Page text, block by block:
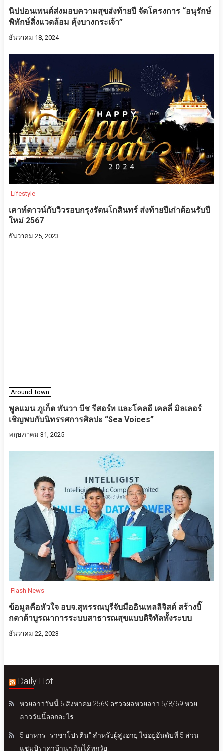
นิปปอนเพนต์ส่งมอบความสุขส่งท้ายปี จัดโครงการ “อนุรักษ์
พิทักษ์สิ่งแวดล้อม คุ้งบางกระเจ้า”
ธันวาคม 18, 2024
Lifestyle
เคาท์ดาวน์กับวิวรอบกรุงรัตนโกสินทร์ ส่งท้ายปีเก่าต้อนรับปี
ใหม่ 2567
ธันวาคม 25, 2023
Around Town
พูลแมน ภูเก็ต พันวา บีช รีสอร์ท และโคลอี เคลลี่ มิลเลอร์
เชิญพบกับนิทรรศการศิลปะ “Sea Voices”
พฤษภาคม 31, 2025
Flash News
ข้อมูลคือหัวใจ อบจ.สุพรรณบุรีจับมืออินเทลลิจิสต์ สร้างบิ๊
กดาต้าบูรณาการระบบสาธารณสุขแบบดิจิทัลทั้งระบบ
ธันวาคม 22, 2023
Daily Hot
หวยลาววันนี้ 6 สิงหาคม 2569 ตรวจผลหวยลาว 5/8/69 หวย
ลาววันนี้ออกอะไร
5 อาหาร "ราชาโปรตีน" สำหรับผู้สูงอายุ ไข่อยู่อันดับที่ 5 ส่วน
แชมป์ราคาบ้านๆ กินได้ทุกวัย!